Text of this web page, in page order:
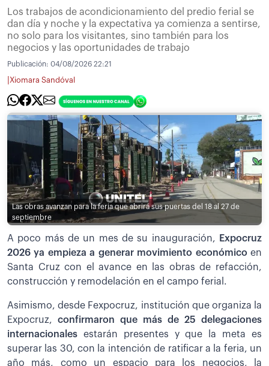
Los trabajos de acondicionamiento del predio ferial se
dan día y noche y la expectativa ya comienza a sentirse,
no solo para los visitantes, sino también para los
negocios y las oportunidades de trabajo
Publicación: 04/08/2026 22:21
Xiomara Sandóval
Las obras avanzan para la feria que abrirá sus puertas del 18 al 27 de
septiembre
A poco más de un mes de su inauguración,
Expocruz
2026 ya empieza a generar movimiento económico en
Santa Cruz con el avance en las obras de refacción,
construcción y remodelación en el campo ferial.
Asimismo, desde Fexpocruz, institución que organiza la
Expocruz, confirmaron que más de 25 delegaciones
internacionales estarán presentes y que la meta es
superar las 30, con la intención de ratificar a la feria, un
año más, como un espacio para los negocios, la